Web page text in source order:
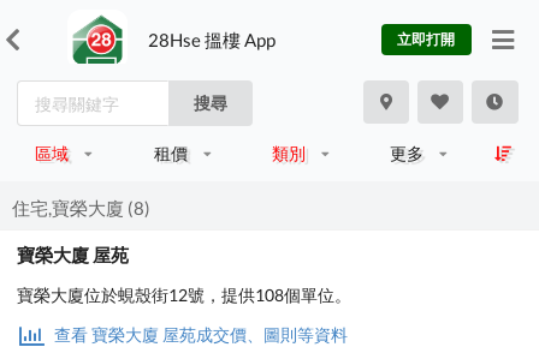
28Hse 搵樓 App 立即打開
搜尋
區域 租價 類別 更多
住宅,寶榮大廈 (8)
寶榮大廈 屋苑
寶榮大廈位於蜆殼街12號，提供108個單位。
查看 寶榮大廈 屋苑成交價、圖則等資料